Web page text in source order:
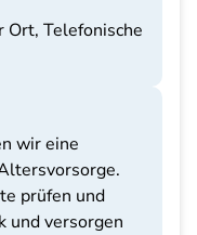
Ort, Telefonische
wir eine
prüfen und
und versorgen